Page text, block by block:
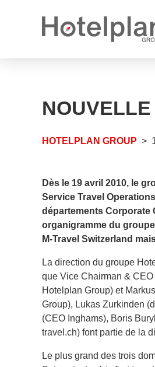
Rapports
Postes
HOTELPLAN GROUP
Dès le 19 avril 2010, le
Service Travel
départements Corporate
organigramme du
M-Travel Switzerland
La direction du groupe
que Vice Chairman &
Hotelplan Group) et
Group), Lukas Zurkinden
(CEO Inghams), Boris
travel.ch) font partie de la
Le plus grand des trois